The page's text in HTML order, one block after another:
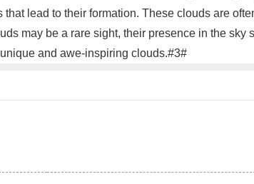
lead to their formation. These clouds are
may be a rare sight, their presence in the
and awe-inspiring clouds.#3#